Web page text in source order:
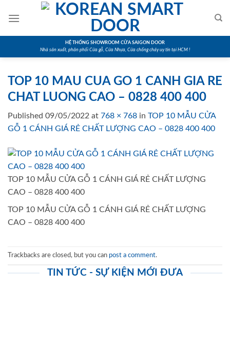
HỆ THỐNG SHOWROOM CỬA SAIGON DOOR
Nhà sản xuất, phân phối Cửa gỗ, Cửa Nhựa, Cửa chống cháy uy tín tại HCM !
TOP 10 MAU CUA GO 1 CANH GIA RE
CHAT LUONG CAO – 0828 400 400
Published 09/05/2022 at 768 × 768 in TOP 10 MẪU CỬA
GỖ 1 CÁNH GIÁ RẺ CHẤT LƯỢNG CAO – 0828 400 400
TOP 10 MẪU CỬA GỖ 1 CÁNH GIÁ RẺ CHẤT LƯỢNG
CAO – 0828 400 400
TOP 10 MẪU CỬA GỖ 1 CÁNH GIÁ RẺ CHẤT LƯỢNG
CAO – 0828 400 400
Trackbacks are closed, but you can post a comment.
TIN TỨC - SỰ KIỆN MỚI ĐƯA